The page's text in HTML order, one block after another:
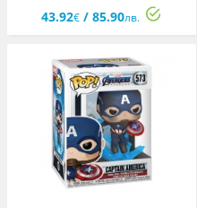
изграждане капитан
Америка
43.92€ / 85.90лв.